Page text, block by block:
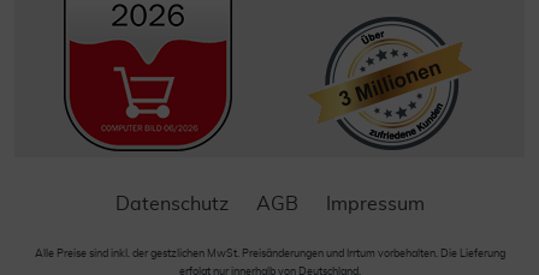
Datenschutz AGB Impressum
Alle Preise sind inkl. der gestzlichen MwSt. Preisänderungen und Irrtum vorbehalten. Die Lieferung
erfolgt nur innerhalb von Deutschland.